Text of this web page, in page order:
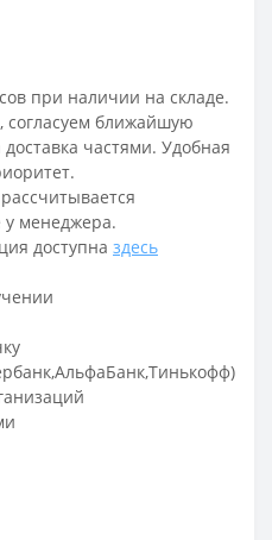
при наличии на складе.
согласуем ближайшую
частями. Удобная
у менеджера.
доступна здесь